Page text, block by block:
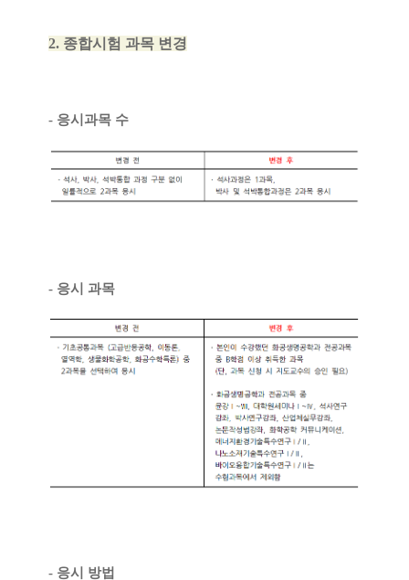
2. 종합시험 과목 변경
- 응시과목 수
- 응시 과목
- 응시 방법